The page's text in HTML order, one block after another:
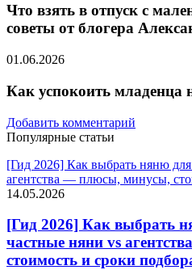
Что взять в отпуск с
советы от блогера
01.06.2026
Как успокоить младенца
Добавить комментарий
Популярные статьи
[Гид 2026] Как выбрать няню
агентства — плюсы, минусы,
14.05.2026
[Гид 2026] Как выбрать
частные няни vs
стоимость и сроки